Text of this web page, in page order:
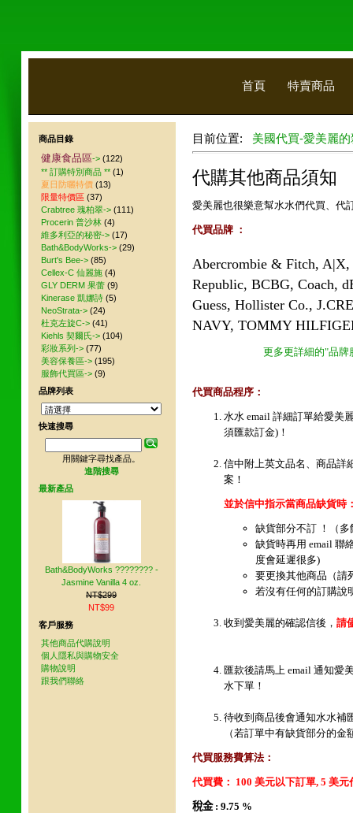
首頁 特賣商品
目前位置: 美國代買-愛美麗
代購其他商品須知
愛美麗也很樂意幫水水們代買、代
代買品牌 ：
Abercrombie & Fitch, A|X,
Republic, BCBG, Coach,
Guess, Hollister Co.,
NAVY, TOMMY
更多更詳細的"品牌
代買商品程序：
水水 email 詳細訂單給愛美
須匯款訂金)！
信中附上英文品名、商品詳
案！
並於信中指示當商品缺貨時
缺貨部分不訂 ！（
缺貨時再用 email 聯
度會延遲很多)
要更換其他商品（請
若沒有任何的訂購說
收到愛美麗的確認信後， 請
匯款後請馬上 email 通知愛
水下單！
待收到商品後會通知水水補
（若訂單中有缺貨部分的
代買服務費算法：
代買費： 100 美元以下訂單, 5 美
稅金 : 9.75 %
商品目錄
健康食品區-> (122)
** 訂購特別商品 ** (1)
夏日防曬特價 (13)
限量特價區 (37)
Crabtree 瑰柏翠-> (111)
Procerin 普沙林 (4)
維多利亞的秘密-> (17)
Bath&BodyWorks-> (29)
Burt's Bee-> (85)
Cellex-C 仙麗施 (4)
GLY DERM 果蕾 (9)
Kinerase 凱娜詩 (5)
NeoStrata-> (24)
杜克左旋C-> (41)
Kiehls 契爾氏-> (104)
彩妝系列-> (77)
美容保養區-> (195)
服飾代買區-> (9)
品牌列表
快速搜尋
用關鍵字尋找產品。
進階搜尋
最新產品
Bath&BodyWorks ???????? -
Jasmine Vanilla 4 oz.
NT$299
NT$99
客戶服務
其他商品代購說明
個人隱私與購物安全
購物說明
跟我們聯絡